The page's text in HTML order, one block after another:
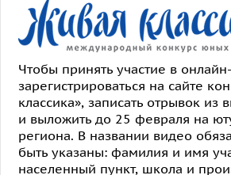
Чтобы принять участие в
зарегистрироваться на сайте
классика», записать отрывок из
и выложить до 25 февраля на
региона. В названии видео
быть указаны: фамилия и имя
населенный пункт, школа и